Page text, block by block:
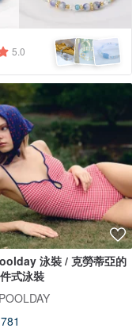
5.0
泳裝 / 克勞蒂亞的
式泳裝